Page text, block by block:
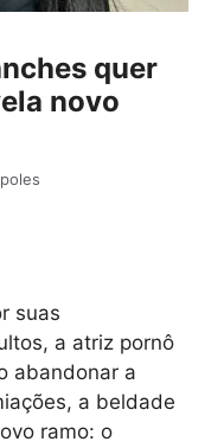
quer
novo
suas
a atriz pornô
abandonar a
a beldade
ramo: o